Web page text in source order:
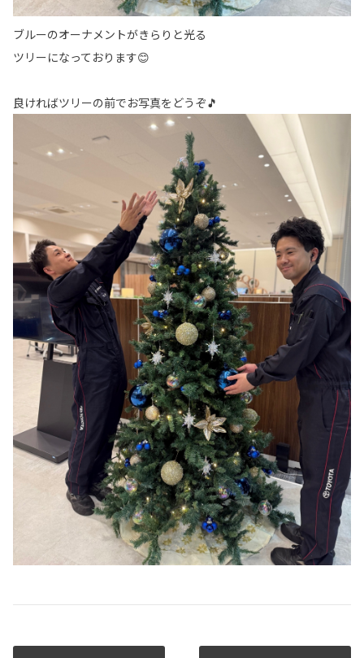
ブルーのオーナメントがきらりと光る
ツリーになっております😊
良ければツリーの前でお写真をどうぞ🎵